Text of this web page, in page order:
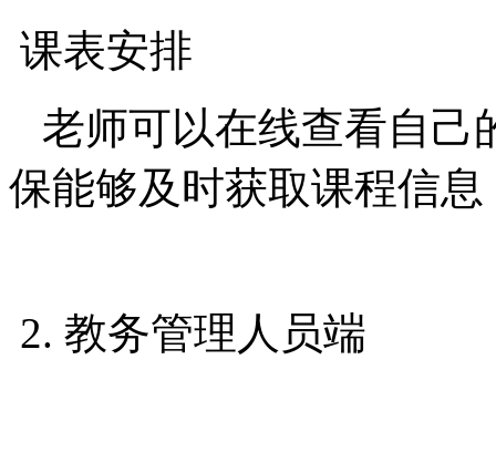
课表安排
老师可以在线查看自己
保能够及时获取课程信
2. 教务管理人员端